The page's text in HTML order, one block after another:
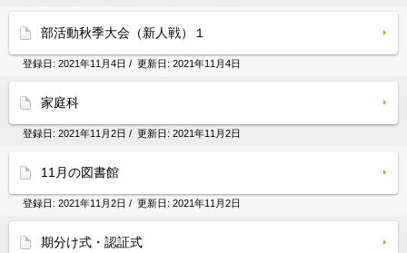
部活動秋季大会（新人戦）１
登録日: 2021年11月4日 / 更新日: 2021年11月4日
家庭科
登録日: 2021年11月2日 / 更新日: 2021年11月2日
11月の図書館
登録日: 2021年11月2日 / 更新日: 2021年11月2日
期分け式・認証式